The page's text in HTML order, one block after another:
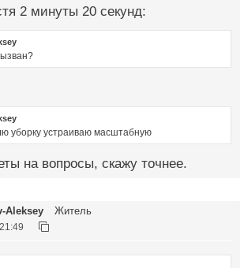
2 минуты 20 секунд:
уборку устраиваю масштабную
на вопросы, скажу точнее.
Aleksey Житель